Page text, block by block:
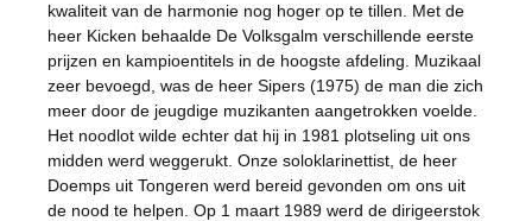
kwaliteit van de harmonie nog hoger op te tillen. Met de
heer Kicken behaalde De Volksgalm verschillende eerste
prijzen en kampioentitels in de hoogste afdeling. Muzikaal
zeer bevoegd, was de heer Sipers (1975) de man die zich
meer door de jeugdige muzikanten aangetrokken voelde.
Het noodlot wilde echter dat hij in 1981 plotseling uit ons
midden werd weggerukt. Onze soloklarinettist, de heer
Doemps uit Tongeren werd bereid gevonden om ons uit
de nood te helpen. Op 1 maart 1989 werd de dirigeerstok